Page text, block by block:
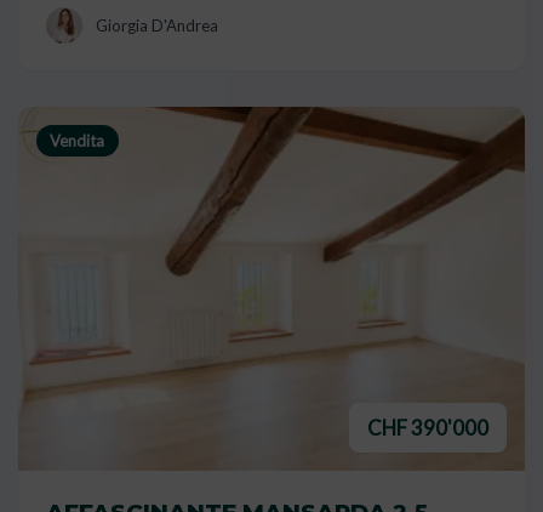
Giorgia D'Andrea
Vendita
CHF 390'000